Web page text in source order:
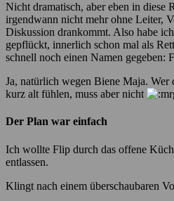
Nicht dramatisch, aber eben in diese
irgendwann nicht mehr ohne Leiter,
Diskussion drankommt. Also habe
gepflückt, innerlich schon mal als
schnell noch einen Namen gegeben:
Ja, natürlich wegen Biene Maja. Wer
kurz alt fühlen, muss aber nicht
Der Plan war einfach
Ich wollte Flip durch das offene
entlassen.
Klingt nach einem überschaubaren